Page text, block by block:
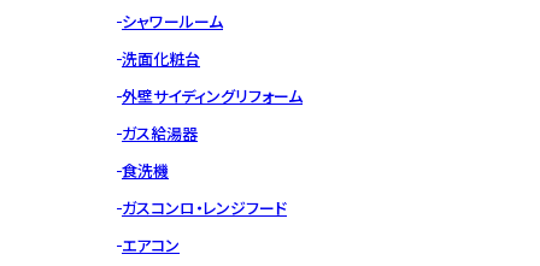
シャワールーム
洗面化粧台
外壁サイディングリフォーム
ガス給湯器
食洗機
ガスコンロ・レンジフード
エアコン